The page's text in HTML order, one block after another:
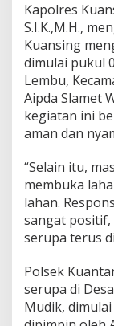
r
Kapolres
S.I.K.,M.H.,
Kuansing
dimulai pukul
Lembu,
Aipda Slamet
kegiatan ini
aman dan
“Selain itu,
membuka
lahan.
sangat
serupa terus
Polsek
serupa di
Mudik,